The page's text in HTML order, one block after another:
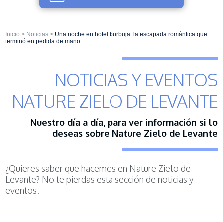
Inicio > Noticias > Una noche en hotel burbuja: la escapada romántica que
terminó en pedida de mano
NOTICIAS Y EVENTOS
NATURE ZIELO DE LEVANTE
Nuestro día a día, para ver información si lo
deseas sobre Nature Zielo de Levante
¿Quieres saber que hacemos en Nature Zielo de
Levante? No te pierdas esta sección de noticias y
eventos.